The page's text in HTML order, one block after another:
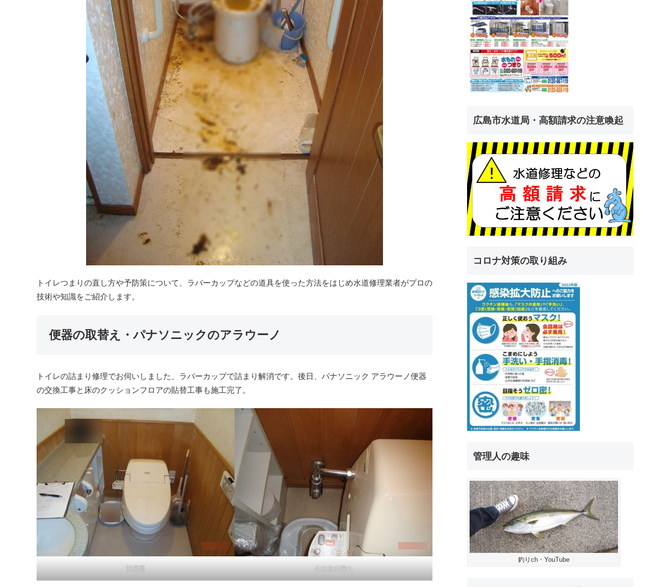
トイレつまりの直し方や予防策について、ラバーカップなどの道具を使った方法をはじめ水道修理業者がプロの
技術や知識をご紹介します。
便器の取替え・パナソニックのアラウーノ
トイレの詰まり修理でお伺いしました、ラバーカップで詰まり解消です。後日、パナソニック アラウーノ便器
の交換工事と床のクッションフロアの貼替工事も施工完了。
旧便器 止水栓水漏れ
広島市水道局・高額請求の注意喚起
コロナ対策の取り組み
管理人の趣味
釣りch・YouTube